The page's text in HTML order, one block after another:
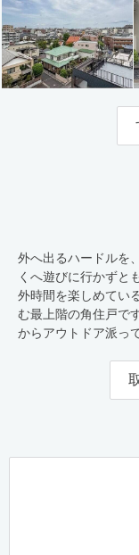
外へ出るハードルを
くへ遊びに行かずと
外時間を楽しめてい
む最上階の角住戸で
からアウトドア派っ